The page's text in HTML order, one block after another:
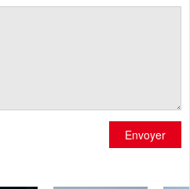
Envoyer